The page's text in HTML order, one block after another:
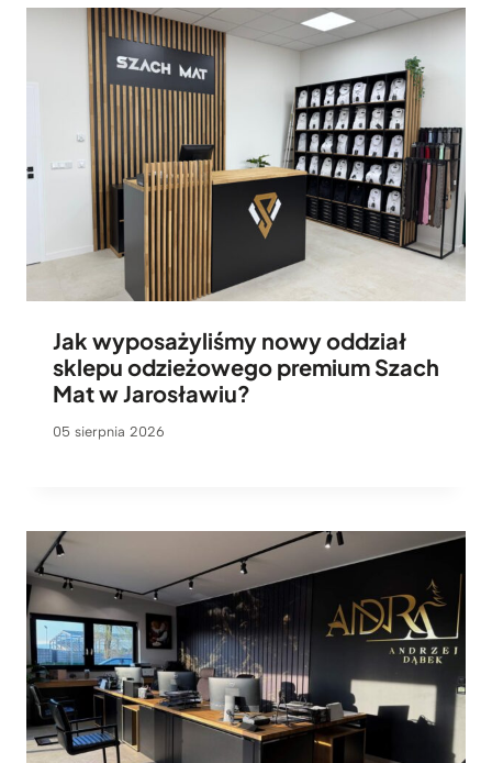
Jak wyposażyliśmy nowy oddział
sklepu odzieżowego premium Szach
Mat w Jarosławiu?
05 sierpnia 2026